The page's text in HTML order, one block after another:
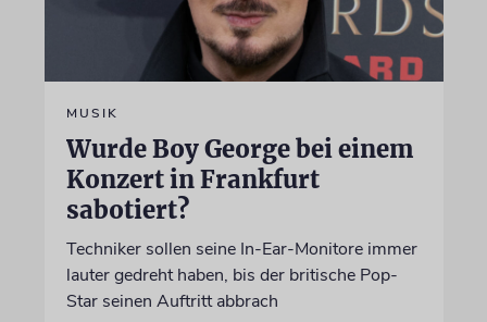
MUSIK
Wurde Boy George bei einem
Konzert in Frankfurt
sabotiert?
Techniker sollen seine In-Ear-Monitore immer
lauter gedreht haben, bis der britische Pop-
Star seinen Auftritt abbrach